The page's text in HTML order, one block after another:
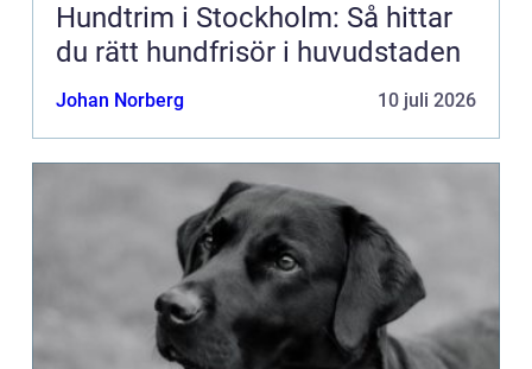
Hundtrim i Stockholm: Så hittar
du rätt hundfrisör i huvudstaden
Johan Norberg 10 juli 2026